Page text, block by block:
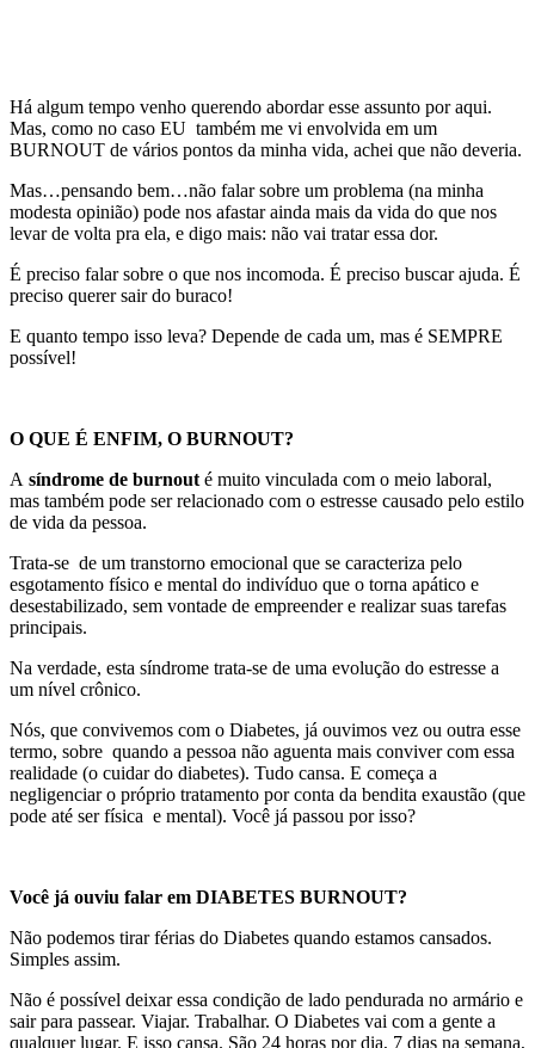
Há algum tempo venho querendo abordar esse assunto por aqui.
Mas, como no caso EU também me vi envolvida em um
BURNOUT de vários pontos da minha vida, achei que não deveria.
Mas…pensando bem…não falar sobre um problema (na minha
modesta opinião) pode nos afastar ainda mais da vida do que nos
levar de volta pra ela, e digo mais: não vai tratar essa dor.
É preciso falar sobre o que nos incomoda. É preciso buscar ajuda. É
preciso querer sair do buraco!
E quanto tempo isso leva? Depende de cada um, mas é SEMPRE
possível!
O QUE É ENFIM, O BURNOUT?
A síndrome de burnout é muito vinculada com o meio laboral,
mas também pode ser relacionado com o estresse causado pelo estilo
de vida da pessoa.
Trata-se de um transtorno emocional que se caracteriza pelo
esgotamento físico e mental do indivíduo que o torna apático e
desestabilizado, sem vontade de empreender e realizar suas tarefas
principais.
Na verdade, esta síndrome trata-se de uma evolução do estresse a
um nível crônico.
Nós, que convivemos com o Diabetes, já ouvimos vez ou outra esse
termo, sobre quando a pessoa não aguenta mais conviver com essa
realidade (o cuidar do diabetes). Tudo cansa. E começa a
negligenciar o próprio tratamento por conta da bendita exaustão (que
pode até ser física e mental). Você já passou por isso?
Você já ouviu falar em DIABETES BURNOUT?
Não podemos tirar férias do Diabetes quando estamos cansados.
Simples assim.
Não é possível deixar essa condição de lado pendurada no armário e
sair para passear. Viajar. Trabalhar. O Diabetes vai com a gente a
qualquer lugar. E isso cansa. São 24 horas por dia, 7 dias na semana,